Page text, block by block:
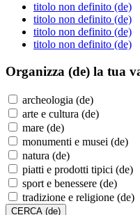
titolo non definito (de)
titolo non definito (de)
titolo non definito (de)
titolo non definito (de)
Organizza (de) la tua
archeologia (de)
arte e cultura (de)
mare (de)
monumenti e musei (de)
natura (de)
piatti e prodotti tipici (de)
sport e benessere (de)
tradizione e religione (de)